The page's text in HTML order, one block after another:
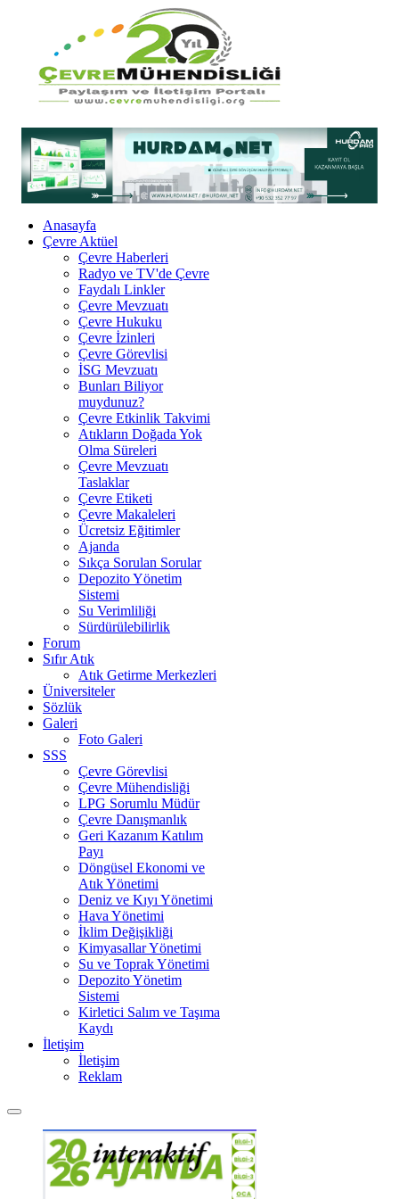
Anasayfa
Çevre Aktüel
Çevre Haberleri
Radyo ve TV'de Çevre
Faydalı Linkler
Çevre Mevzuatı
Çevre Hukuku
Çevre İzinleri
Çevre Görevlisi
İSG Mevzuatı
Bunları Biliyor
muydunuz?
Çevre Etkinlik Takvimi
Atıkların Doğada Yok
Olma Süreleri
Çevre Mevzuatı
Taslaklar
Çevre Etiketi
Çevre Makaleleri
Ücretsiz Eğitimler
Ajanda
Sıkça Sorulan Sorular
Depozito Yönetim
Sistemi
Su Verimliliği
Sürdürülebilirlik
Forum
Sıfır Atık
Atık Getirme Merkezleri
Üniversiteler
Sözlük
Galeri
Foto Galeri
SSS
Çevre Görevlisi
Çevre Mühendisliği
LPG Sorumlu Müdür
Çevre Danışmanlık
Geri Kazanım Katılım
Payı
Döngüsel Ekonomi ve
Atık Yönetimi
Deniz ve Kıyı Yönetimi
Hava Yönetimi
İklim Değişikliği
Kimyasallar Yönetimi
Su ve Toprak Yönetimi
Depozito Yönetim
Sistemi
Kirletici Salım ve Taşıma
Kaydı
İletişim
İletişim
Reklam